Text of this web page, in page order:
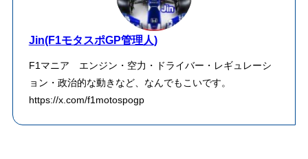
Jin(F1モタスポGP管理人)
F1マニア エンジン・空力・ドライバー・レギュレーシ
ョン・政治的な動きなど、なんでもこいです。
https://x.com/f1motospogp